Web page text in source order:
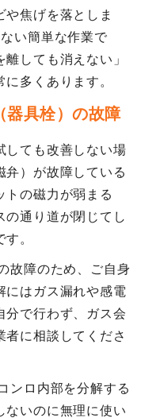
焦げを落としま
い簡単な作業で
しても消えない」
多くあります。
具栓）の故障
ても改善しない場
弁）が故障している
トの磁力が弱まる
の通り道が閉じてし
。
故障のため、ご自身
にはガス漏れや感電
分で行わず、ガス会
者に相談してくださ
ンロ内部を分解する
ないのに無理に使い